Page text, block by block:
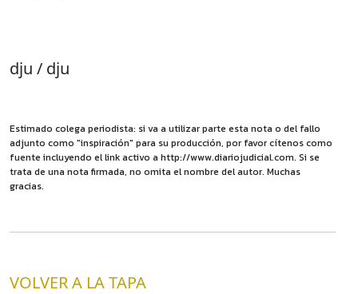
dju / dju
Estimado colega periodista: si va a utilizar parte esta nota o del fallo
adjunto como "inspiración" para su producción, por favor cítenos como
fuente incluyendo el link activo a http://www.diariojudicial.com. Si se
trata de una nota firmada, no omita el nombre del autor. Muchas
gracias.
VOLVER A LA TAPA